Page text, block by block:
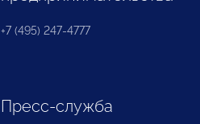
+7 (495) 247-4777
Пресс-служба